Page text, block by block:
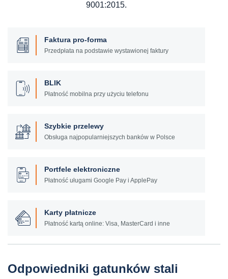
9001:2015.
Faktura pro-forma
Przedpłata na podstawie wystawionej faktury
BLIK
Płatność mobilna przy użyciu telefonu
Szybkie przelewy
Obsługa najpopularniejszych banków w Polsce
Portfele elektroniczne
Płatność uługami Google Pay i ApplePay
Karty płatnicze
Płatność kartą online: Visa, MasterCard i inne
Odpowiedniki gatunków stali